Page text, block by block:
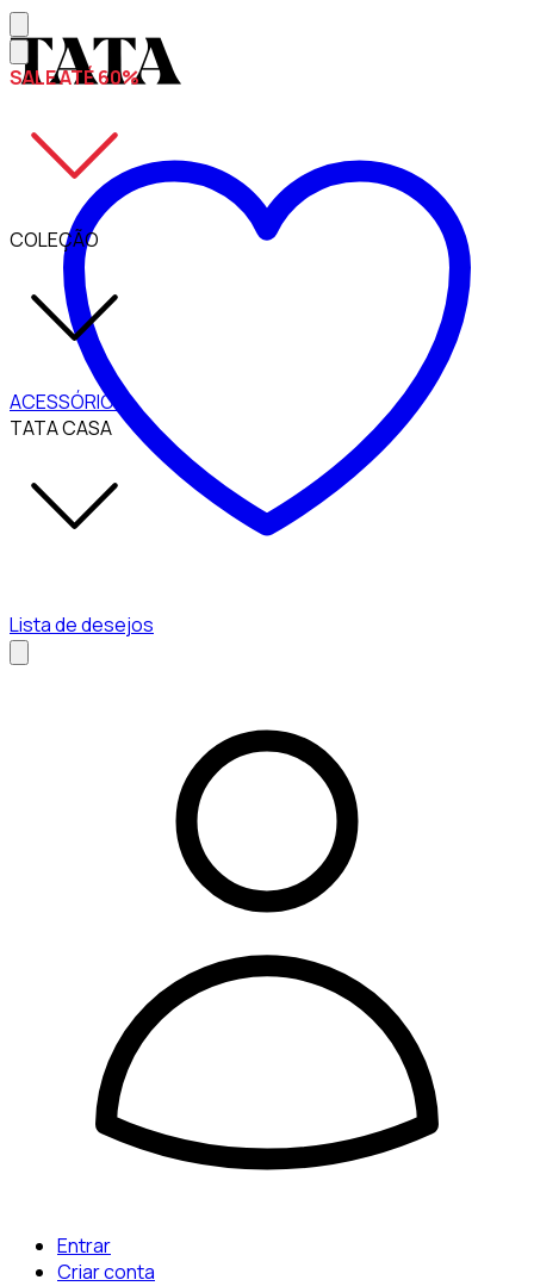
SALE ATÉ 60%
COLEÇÃO
ACESSÓRIOS
TATA CASA
Lista de desejos
Entrar
Criar conta